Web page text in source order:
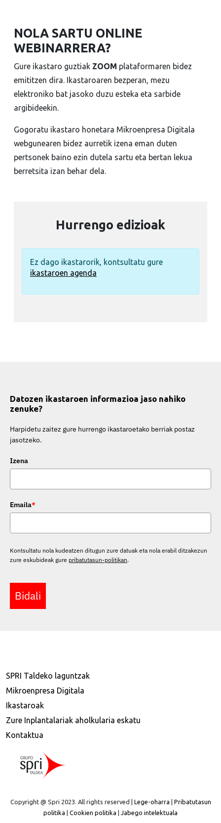
NOLA SARTU ONLINE
WEBINARRERA?
Gure ikastaro guztiak ZOOM plataformaren bidez
emititzen dira. Ikastaroaren bezperan, mezu
elektroniko bat jasoko duzu esteka eta sarbide
argibideekin.
Gogoratu ikastaro honetara Mikroenpresa Digitala
webgunearen bidez aurretik izena eman duten
pertsonek baino ezin dutela sartu eta bertan lekua
berretsita izan behar dela.
Hurrengo edizioak
Ez dago ikastarorik, kontsultatu gure
ikastaroen agenda
Datozen ikastaroen informazioa jaso nahiko
zenuke?
Harpidetu zaitez gure hurrengo ikastaroetako berriak postaz
jasotzeko.
Izena
Emaila*
Kontsultatu nola kudeatzen ditugun zure datuak eta nola erabil ditzakezun
zure eskubideak gure pribatutasun-politikan.
Bidali
SPRI Taldeko laguntzak
Mikroenpresa Digitala
Ikastaroak
Zure Inplantalariak aholkularia eskatu
Kontaktua
Copyright @ Spri 2023. All rights reserved | Lege-oharra
Pribatutasun
politika
Cookien politika Jabego intelektuala